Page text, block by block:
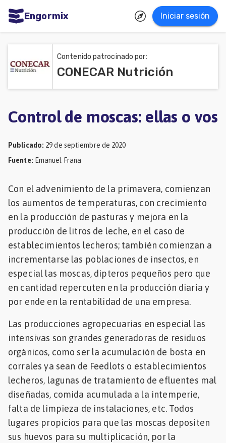
Engormix Iniciar sesión
Avicultura
Lechería
Micotoxinas
Porcicultura
Mascotas
Contenido patrocinado por:
CONECAR Nutrición
Control de moscas: ellas o vos
Publicado: 29 de septiembre de 2020
Fuente: Emanuel Frana
Con el advenimiento de la primavera, comienzan
los aumentos de temperaturas, con crecimiento
en la producción de pasturas y mejora en la
producción de litros de leche, en el caso de
establecimientos lecheros; también comienzan a
incrementarse las poblaciones de insectos, en
especial las moscas, dipteros pequeños pero que
en cantidad repercuten en la producción diaria y
por ende en la rentabilidad de una empresa.
Las producciones agropecuarias en especial las
intensivas son grandes generadoras de residuos
orgánicos, como ser la acumulación de bosta en
corrales ya sean de Feedlots o establecimientos
lecheros, lagunas de tratamiento de efluentes mal
diseñadas, comida acumulada a la intemperie,
falta de limpieza de instalaciones, etc. Todos
lugares propicios para que las moscas depositen
sus huevos para su multiplicación, por la